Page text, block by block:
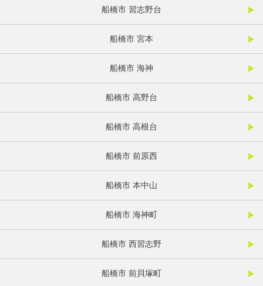
船橋市 習志野台
船橋市 宮本
船橋市 海神
船橋市 高野台
船橋市 高根台
船橋市 前原西
船橋市 本中山
船橋市 海神町
船橋市 西習志野
船橋市 前貝塚町